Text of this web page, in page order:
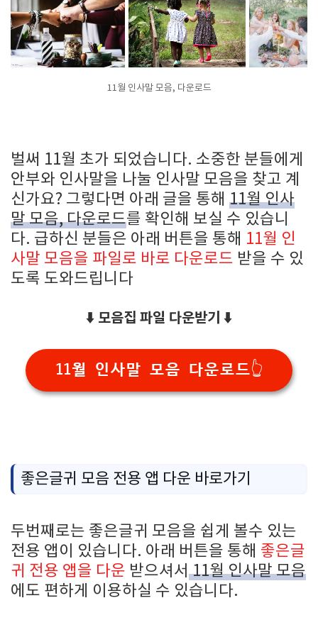
11월 인사말 모음, 다운로드
벌써 11월 초가 되었습니다. 소중한 분들에게
안부와 인사말을 나눌 인사말 모음을 찾고 계
신가요? 그렇다면 아래 글을 통해 11월 인사
말 모음, 다운로드를 확인해 보실 수 있습니
다. 급하신 분들은 아래 버튼을 통해 11월 인
사말 모음을 파일로 바로 다운로드 받을 수 있
도록 도와드립니다
⬇️ 모음집 파일 다운받기 ⬇️
11월 인사말 모음 다운로드👆
좋은글귀 모음 전용 앱 다운 바로가기
두번째로는 좋은글귀 모음을 쉽게 볼수 있는
전용 앱이 있습니다. 아래 버튼을 통해 좋은글
귀 전용 앱을 다운 받으셔서11월 인사말 모음
에도 편하게 이용하실 수 있습니다.